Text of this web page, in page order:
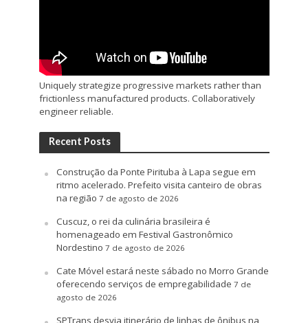
Uniquely strategize progressive markets rather than
frictionless manufactured products. Collaboratively
engineer reliable.
Recent Posts
Construção da Ponte Pirituba à Lapa segue em
ritmo acelerado. Prefeito visita canteiro de obras
na região 7 de agosto de 2026
Cuscuz, o rei da culinária brasileira é
homenageado em Festival Gastronômico
Nordestino 7 de agosto de 2026
Cate Móvel estará neste sábado no Morro Grande
oferecendo serviços de empregabilidade 7 de
agosto de 2026
SPTrans desvia itinerário de linhas de ônibus na